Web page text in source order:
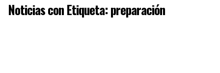
Noticias con Etiqueta: preparación